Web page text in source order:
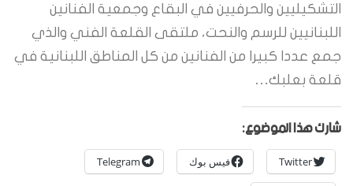
التشكيليين والحرفيين في البقاع وجمعية الفنانين
اللبنانيين للرسم والنحت، ملتقى القلعة الفني والذي
جمع عددا كبيرا من الفنانين من كل المناطق اللبنانية في
قلعة بعلبك…
شارك هذا الموضوع:
Twitter فيس بوك Telegram